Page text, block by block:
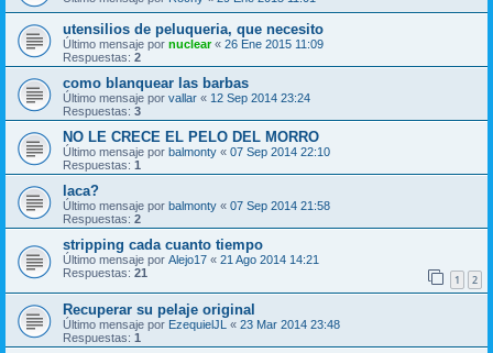
utensilios de peluqueria, que necesito
Último mensaje por nuclear« 26 Ene 2015 11:09
Respuestas: 2
como blanquear las barbas
Último mensaje por vallar « 12 Sep 2014 23:24
Respuestas: 3
NO LE CRECE EL PELO DEL MORRO
Último mensaje por balmonty « 07 Sep 2014 22:10
Respuestas: 1
laca?
Último mensaje por balmonty « 07 Sep 2014 21:58
Respuestas: 2
stripping cada cuanto tiempo
Último mensaje por Alejo17 « 21 Ago 2014 14:21
Respuestas: 21 1 2
Recuperar su pelaje original
Último mensaje por EzequielJL « 23 Mar 2014 23:48
Respuestas: 1